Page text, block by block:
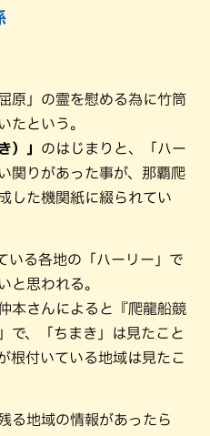
原」の霊を慰める為に竹筒
たという。
）」 のはじまりと、「ハー
関りがあった事が、那覇爬
した機関紙に綴られてい
いる各地の「ハーリー」で
と思われる。
本さんによると『爬龍船競
で、「ちまき」は見たこと
根付いている地域は見たこ
る地域の情報があったら